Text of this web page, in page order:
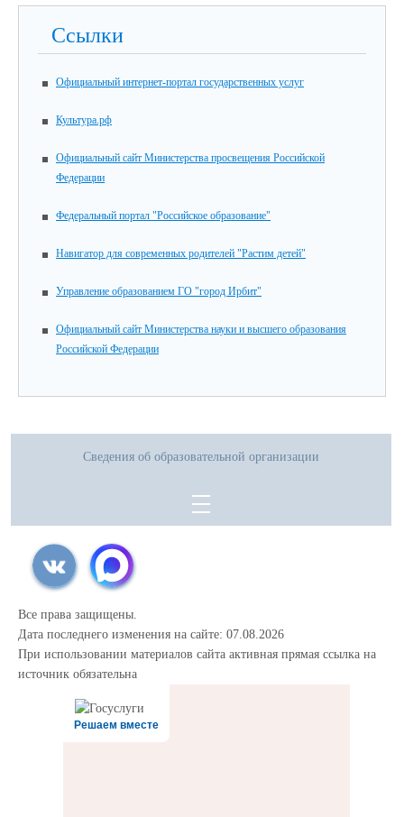
Ссылки
Официальный интернет-портал государственных услуг
Культура.рф
Официальный сайт Министерства просвещения Российской
Федерации
Федеральный портал "Российское образование"
Навигатор для современных родителей "Растим детей"
Управление образованием ГО "город Ирбит"
Официальный сайт Министерства науки и высшего образования
Российской Федерации
Сведения об образовательной организации
Все права защищены.
Дата последнего изменения на сайте: 07.08.2026
При использовании материалов сайта активная прямая ссылка на
источник обязательна
Решаем вместе